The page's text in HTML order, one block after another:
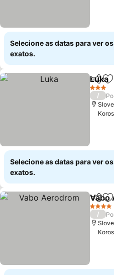
Selecione as datas para ver
exatos.
Luka
3 Estrelas
/
Selecione as datas para ver
exatos.
Vabo
4 Estrelas
/